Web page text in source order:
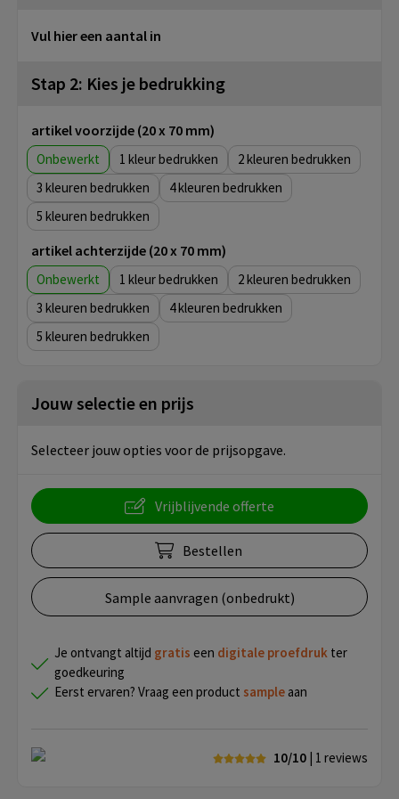
Vul hier een aantal in
Stap 2: Kies je bedrukking
artikel voorzijde (20 x 70 mm)
Onbewerkt 1
2
3
4
5
artikel achterzijde (20 x 70 mm)
Onbewerkt 1
2
3
4
5
Jouw selectie en prijs
Selecteer jouw opties voor de prijsopgave.
Vrijblijvende offerte
Bestellen
Sample aanvragen (onbedrukt)
Je ontvangt altijd gratis een digitale proefdruk ter
goedkeuring
Eerst ervaren? Vraag een product sample aan
10/10 | 1 reviews